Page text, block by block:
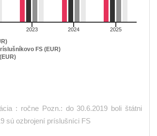
FS (EUR)
2023 2024 2025
: ročne Pozn.: do 30.6.2019 boli štátni
sú ozbrojení príslušníci FS